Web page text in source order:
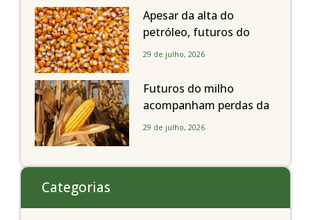
de R$ 150/sc
Apesar da alta do
petróleo, futuros do
milho recuam em
a soja nesta quarta-feira
29 de julho, 2026
Futuros do milho
acompanham perdas da
soja e fecham quarta-
29 de julho, 2026
Categorias